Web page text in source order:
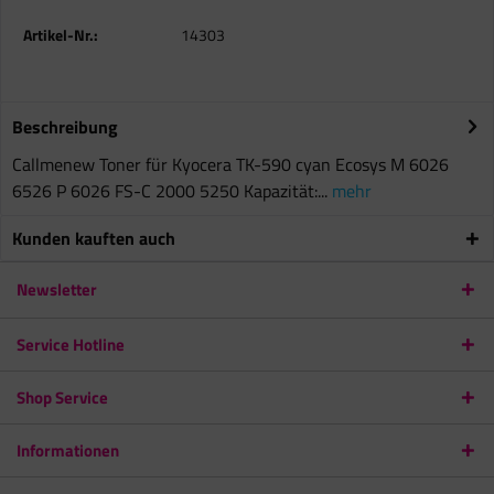
Artikel-Nr.: 14303
Beschreibung
Callmenew Toner für Kyocera TK-590 cyan Ecosys M 6026
6526 P 6026 FS-C 2000 5250 Kapazität:... mehr
Kunden kauften auch
Newsletter
Service Hotline
Shop Service
Informationen